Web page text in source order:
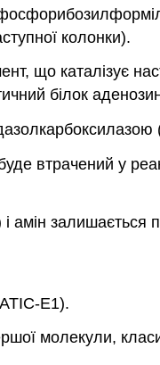
колонки).
що каталізує
білок
втрачений у
залишається
E1).
молекули,